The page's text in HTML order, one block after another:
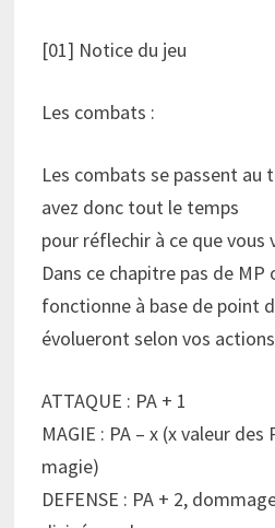
[01] Notice du jeu
Les combats :
Les combats se passent au
avez donc tout le temps
pour réflechir à ce que vous
Dans ce chapitre pas de
fonctionne à base de point
évolueront selon vos
ATTAQUE : PA + 1
MAGIE : PA – x (x valeur des
magie)
DEFENSE : PA + 2,